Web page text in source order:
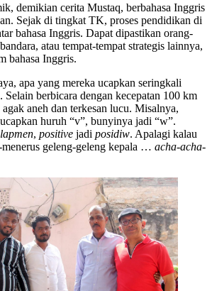
demikian cerita Mustaq, berbahasa Inggris
Sejak di tingkat TK, proses pendidikan di
bahasa Inggris. Dapat dipastikan orang-
atau tempat-tempat strategis lainnya,
bahasa Inggris.
apa yang mereka ucapkan seringkali
Selain berbicara dengan kecepatan 100 km
aneh dan terkesan lucu. Misalnya,
huruh “v”, bunyinya jadi “w”.
, positive jadi posidiw. Apalagi kalau
geleng-geleng kepala … acha-acha-